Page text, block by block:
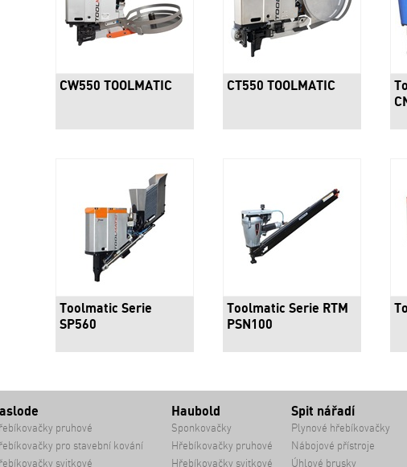
CW550 TOOLMATIC CT550 TOOLMATIC
Toolmatic Serie
SP560
Toolmatic Serie RTM
PSN100
pruhové
pro stavební kování
svitkové
Haubold
Sponkovačky
Hřebíkovačky pruhové
Hřebíkovačky svitkové
Spit nářadí
Plynové hřebíkovačky
Nábojové přístroje
Úhlové brusky